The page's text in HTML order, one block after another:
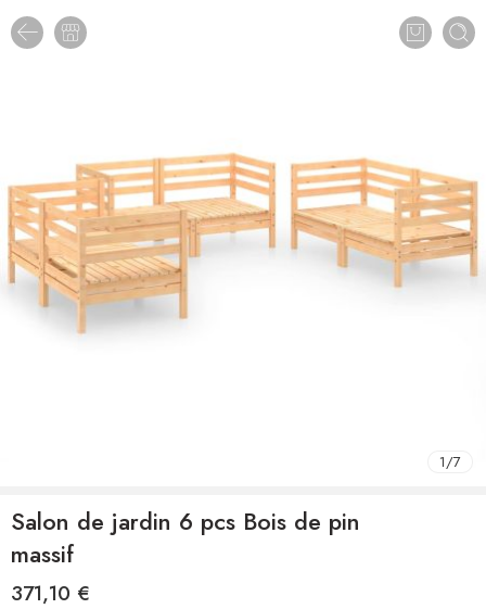
1/7
Salon de jardin 6 pcs Bois de pin
massif
371,10 €